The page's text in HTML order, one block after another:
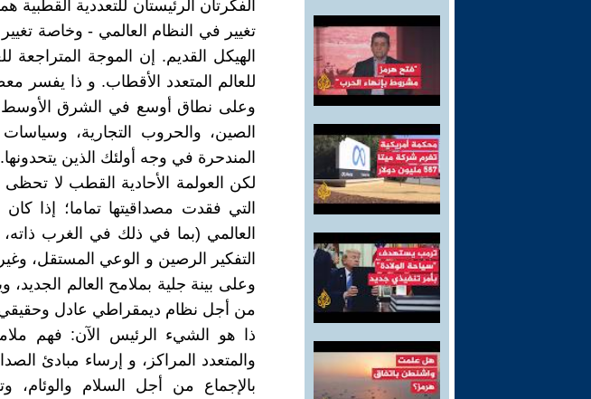
الفكرتان الرئيستان للتعددية
تغيير في النظام العالمي - وخاصة
الهيكل القديم. إن الموجة
للعالم المتعدد الأقطاب. و ذا يفسر
وعلى نطاق أوسع في الشرق
الصين، والحروب التجارية، وسياسات
المندحرة في وجه أولئك الذين يتحدونها.
لكن العولمة الأحادية القطب لا
التي فقدت مصداقيتها تماما؛ إذا
العالمي (بما في ذلك في الغرب
التفكير الرصين و الوعي المستقل،
وعلى بينة جلية بملامح العالم
من أجل نظام ديمقراطي عادل
ذا هو الشيء الرئيس الآن: فهم
والمتعدد المراكز، و إرساء مبادئ
بالإجماع من أجل السلام والوئام،